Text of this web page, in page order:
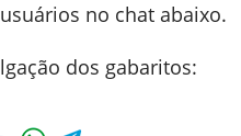
no chat abaixo.
dos gabaritos: